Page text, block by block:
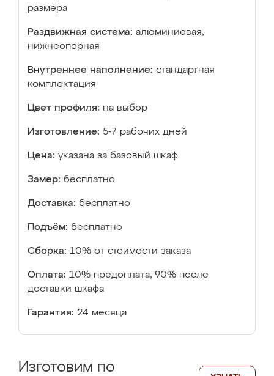
размера
Раздвижная система: алюминиевая,
нижнеопорная
Внутреннее наполнение: стандартная
комплектация
Цвет профиля: на выбор
Изготовление: 5-7 рабочих дней
Цена: указана за базовый шкаф
Замер: бесплатно
Доставка: бесплатно
Подъём: бесплатно
Сборка: 10% от стоимости заказа
Оплата: 10% предоплата, 90% после
доставки шкафа
Гарантия: 24 месяца
Изготовим по